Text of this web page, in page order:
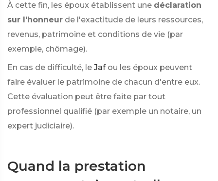
À cette fin, les époux établissent une déclaration
sur l'honneur de l'exactitude de leurs ressources,
revenus, patrimoine et conditions de vie (par
exemple, chômage).
En cas de difficulté, le Jaf ou les époux peuvent
faire évaluer le patrimoine de chacun d'entre eux.
Cette évaluation peut être faite par tout
professionnel qualifié (par exemple un notaire, un
expert judiciaire).
Quand la prestation